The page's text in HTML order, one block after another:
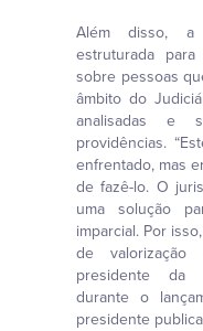
Além disso, a
estruturada
sobre pessoas
âmbito do
analisadas e
providências.
enfrentado, mas
de fazê-lo. O
uma solução
imparcial. Por
de valorização
presidente da
durante o
presidente